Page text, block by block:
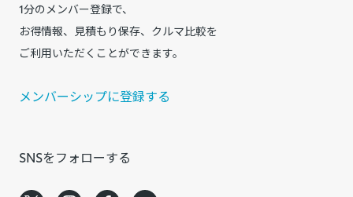
1分のメンバー登録で、
お得情報、見積もり保存、クルマ比較を
ご利用いただくことができます。
メンバーシップに登録する
SNSをフォローする